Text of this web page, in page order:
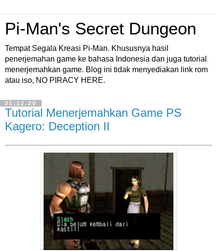
Pi-Man's Secret Dungeon
Tempat Segala Kreasi Pi-Man. Khususnya hasil
penerjemahan game ke bahasa Indonesia dan juga tutorial
menerjemahkan game. Blog ini tidak menyediakan link rom
atau iso, NO PIRACY HERE.
31.12.20
Tutorial Menerjemahkan Game PS
Kagero: Deception II